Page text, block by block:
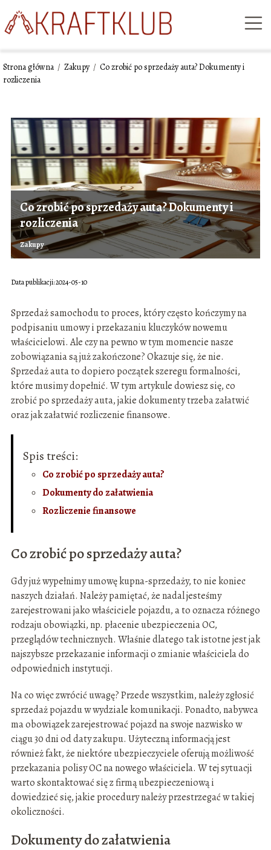
Strona główna / Zakupy / Co zrobić po sprzedaży auta? Dokumenty i
rozliczenia
Co zrobić po sprzedaży auta? Dokumenty i
rozliczenia
Zakupy
Data publikacji: 2024-05-10
Sprzedaż samochodu to proces, który często kończymy na
podpisaniu umowy i przekazaniu kluczyków nowemu
właścicielowi. Ale czy na pewno w tym momencie nasze
zobowiązania są już zakończone? Okazuje się, że nie.
Sprzedaż auta to dopiero początek szeregu formalności,
które musimy dopełnić. W tym artykule dowiesz się, co
zrobić po sprzedaży auta, jakie dokumenty trzeba załatwić
oraz jak załatwić rozliczenie finansowe.
Spis treści:
Co zrobić po sprzedaży auta?
Dokumenty do załatwienia
Rozliczenie finansowe
Co zrobić po sprzedaży auta?
Gdy już wypełnimy umowę kupna-sprzedaży, to nie koniec
naszych działań. Należy pamiętać, że nadal jesteśmy
zarejestrowani jako właściciele pojazdu, a to oznacza różnego
rodzaju obowiązki, np. płacenie ubezpieczenia OC,
przeglądów technicznych. Właśnie dlatego tak istotne jest jak
najszybsze przekazanie informacji o zmianie właściciela do
odpowiednich instytucji.
Na co więc zwrócić uwagę? Przede wszystkim, należy zgłosić
sprzedaż pojazdu w wydziale komunikacji. Ponadto, nabywca
ma obowiązek zarejestrować pojazd na swoje nazwisko w
ciągu 30 dni od daty zakupu. Użyteczną informacją jest
również fakt, że niektóre ubezpieczyciele oferują możliwość
przekazania polisy OC na nowego właściciela. W tej sytuacji
warto skontaktować się z firmą ubezpieczeniową i
dowiedzieć się, jakie procedury należy przestrzegać w takiej
okoliczności.
Dokumenty do załatwienia